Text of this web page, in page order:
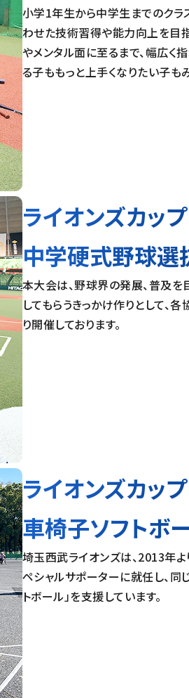
小学1年生から中学生までのクラ
わせた技術習得や能力向上を目
やメンタル面に至るまで、幅広く
る子ももっと上手くなりたい子も
ライオンズカップ
中学硬式野球選
本大会は、野球界の発展、普及を
してもらうきっかけ作りとして、
り開催しております。
ライオンズカップ
車椅子ソフトボ
埼玉西武ライオンズは、2013年
ペシャルサポーターに就任し、同
トボール」を支援しています。